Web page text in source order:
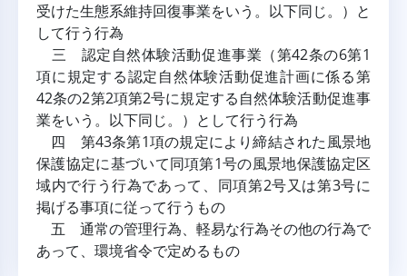
受けた生態系維持回復事業をいう。以下同じ。）と
して行う行為
三 認定自然体験活動促進事業（第42条の6第1
項に規定する認定自然体験活動促進計画に係る第
42条の2第2項第2号に規定する自然体験活動促進事
業をいう。以下同じ。）として行う行為
四 第43条第1項の規定により締結された風景地
保護協定に基づいて同項第1号の風景地保護協定区
域内で行う行為であって、同項第2号又は第3号に
掲げる事項に従って行うもの
五 通常の管理行為、軽易な行為その他の行為で
あって、環境省令で定めるもの